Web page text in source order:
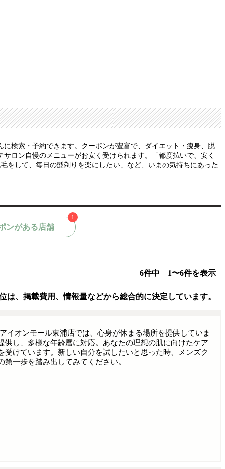
検索・予約できます。クーポンが豊富で、ダイエット・痩身、脱
ロン自慢のメニューがお安く受けられます。「都度払いで、安く
をして、毎日の髭剃りを楽にしたい」など、いまの気持ちにあった
ンがある店舗
1
6件中 1〜6件を表示
は、掲載費用、情報量などから総合的に決定しています。
イオンモール東浦店では、心身が休まる場所を提供していま
供し、多様な年齢層に対応。あなたの理想の肌に向けたケア
受けています。新しい自分を試したいと思った時、メンズク
一歩を踏み出してみてください。